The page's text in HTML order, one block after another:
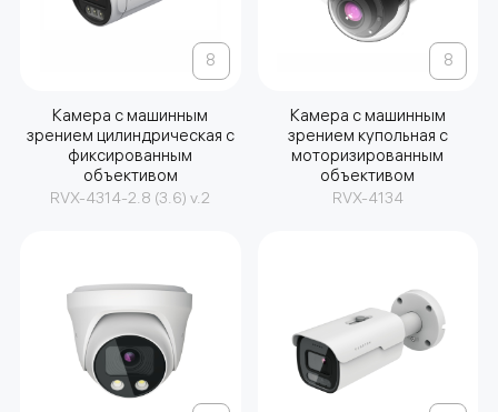
8
Камера с машинным
зрением цилиндрическая с
фиксированным
объективом
RVX-4314-2.8 (3.6) v.2
8
Камера с машинным
зрением купольная с
моторизированным
объективом
RVX-4134